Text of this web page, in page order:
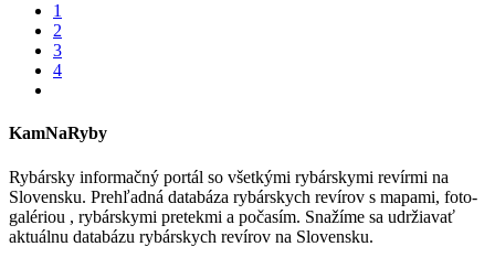
1
2
3
4
KamNaRyby
Rybársky informačný portál so všetkými rybárskymi revírmi na
Slovensku. Prehľadná databáza rybárskych revírov s mapami, foto-
galériou , rybárskymi pretekmi a počasím. Snažíme sa udržiavať
aktuálnu databázu rybárskych revírov na Slovensku.